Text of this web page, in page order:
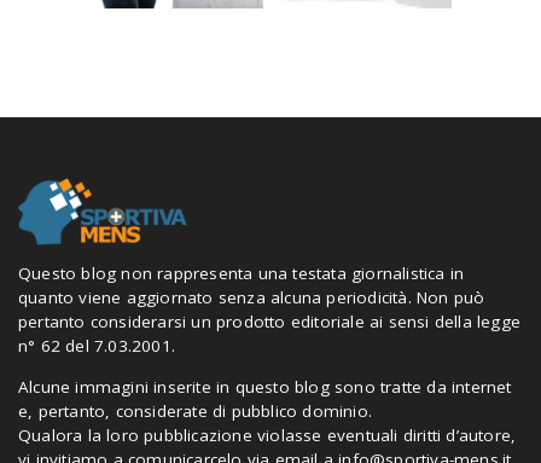
Questo blog non rappresenta una testata giornalistica in
quanto viene aggiornato senza alcuna periodicità. Non può
pertanto considerarsi un prodotto editoriale ai sensi della legge
n° 62 del 7.03.2001.
Alcune immagini inserite in questo blog sono tratte da internet
e, pertanto, considerate di pubblico dominio.
Qualora la loro pubblicazione violasse eventuali diritti d’autore,